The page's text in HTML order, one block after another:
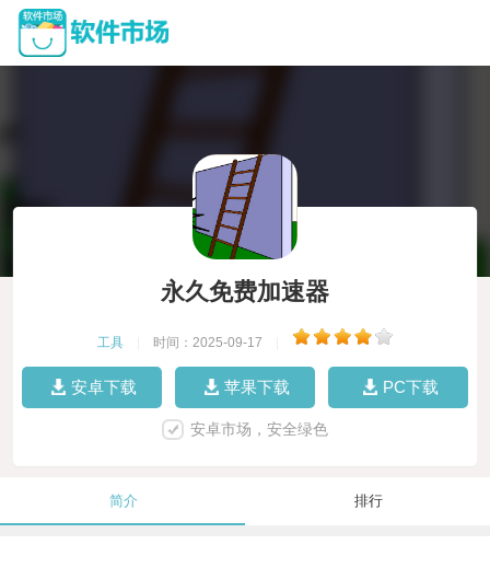
永久免费加速器
工具 时间：2025-09-17
安卓下载 苹果下载 PC下载
安卓市场，安全绿色
简介 排行